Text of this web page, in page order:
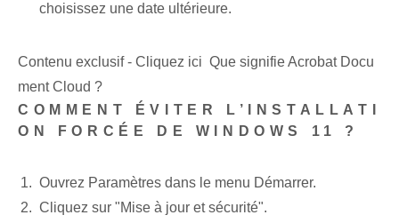
choisissez une date ultérieure.
Contenu exclusif - Cliquez ici Que signifie Acrobat Docu
ment Cloud ?
COMMENT ÉVITER L’INSTALLATI
ON FORCÉE DE WINDOWS 11 ?
Ouvrez Paramètres dans le menu Démarrer.
Cliquez sur "Mise à jour et sécurité".